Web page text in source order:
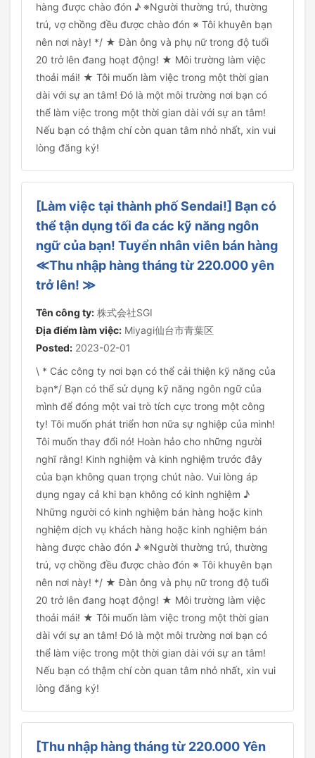
hàng được chào đón ♪ ※Người thường trú, thường
trú, vợ chồng đều được chào đón ※ Tôi khuyên bạn
nên nơi này! */ ★ Đàn ông và phụ nữ trong độ tuổi
20 trở lên đang hoạt động! ★ Môi trường làm việc
thoải mái! ★ Tôi muốn làm việc trong một thời gian
dài với sự an tâm! Đó là một môi trường nơi bạn có
thể làm việc trong một thời gian dài với sự an tâm!
Nếu bạn có thậm chí còn quan tâm nhỏ nhất, xin vui
lòng đăng ký!
[Làm việc tại thành phố Sendai!] Bạn có
thể tận dụng tối đa các kỹ năng ngôn
ngữ của bạn! Tuyển nhân viên bán hàng
≪Thu nhập hàng tháng từ 220.000 yên
trở lên! ≫
Tên công ty: 株式会社SGI
Địa điểm làm việc: Miyagi仙台市青葉区
Posted: 2023-02-01
\ * Các công ty nơi bạn có thể cải thiện kỹ năng của
bạn*/ Bạn có thể sử dụng kỹ năng ngôn ngữ của
mình để đóng một vai trò tích cực trong một công
ty! Tôi muốn phát triển hơn nữa sự nghiệp của mình!
Tôi muốn thay đổi nó! Hoàn hảo cho những người
nghĩ rằng! Kinh nghiệm và kinh nghiệm trước đây
của bạn không quan trọng chút nào. Vui lòng áp
dụng ngay cả khi bạn không có kinh nghiệm ♪
Những người có kinh nghiệm bán hàng hoặc kinh
nghiệm dịch vụ khách hàng hoặc kinh nghiệm bán
hàng được chào đón ♪ ※Người thường trú, thường
trú, vợ chồng đều được chào đón ※ Tôi khuyên bạn
nên nơi này! */ ★ Đàn ông và phụ nữ trong độ tuổi
20 trở lên đang hoạt động! ★ Môi trường làm việc
thoải mái! ★ Tôi muốn làm việc trong một thời gian
dài với sự an tâm! Đó là một môi trường nơi bạn có
thể làm việc trong một thời gian dài với sự an tâm!
Nếu bạn có thậm chí còn quan tâm nhỏ nhất, xin vui
lòng đăng ký!
[Thu nhập hàng tháng từ 220.000 Yên